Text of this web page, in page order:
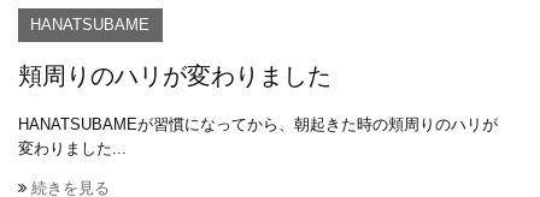
HANATSUBAME
頬周りのハリが変わりました
HANATSUBAMEが習慣になってから、朝起きた時の頬周りのハリが
変わりました...
続きを見る